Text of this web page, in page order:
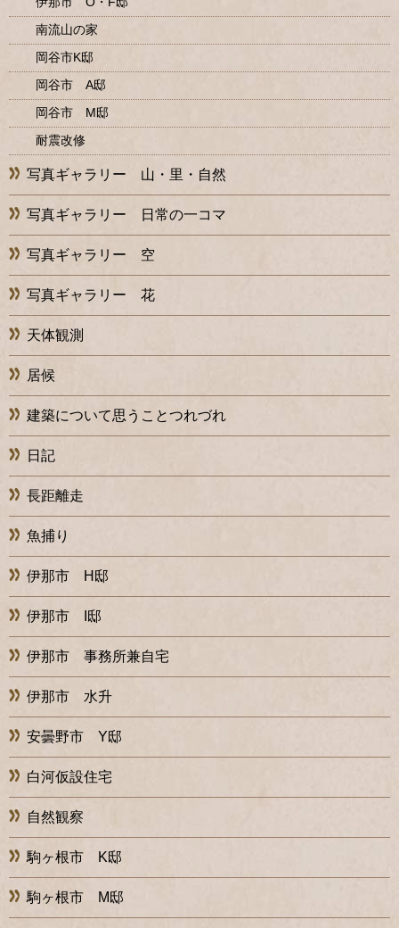
南流山の家
岡谷市K邸
岡谷市 A邸
岡谷市 M邸
耐震改修
写真ギャラリー 山・里・自然
写真ギャラリー 日常の一コマ
写真ギャラリー 空
写真ギャラリー 花
天体観測
居候
建築について思うことつれづれ
日記
長距離走
魚捕り
伊那市 H邸
伊那市 I邸
伊那市 事務所兼自宅
伊那市 水升
安曇野市 Y邸
白河仮設住宅
自然観察
駒ヶ根市 K邸
駒ヶ根市 M邸